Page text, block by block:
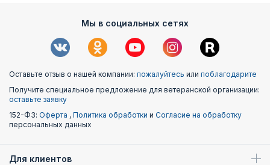
Мы в социальных сетях
Оставьте отзыв о нашей компании: пожалуйтесь или поблагодарите
Получите специальное предложение для ветеранской организации:
оставьте заявку
152-ФЗ: Оферта , Политика обработки и Согласие на обработку
персональных данных
Для клиентов